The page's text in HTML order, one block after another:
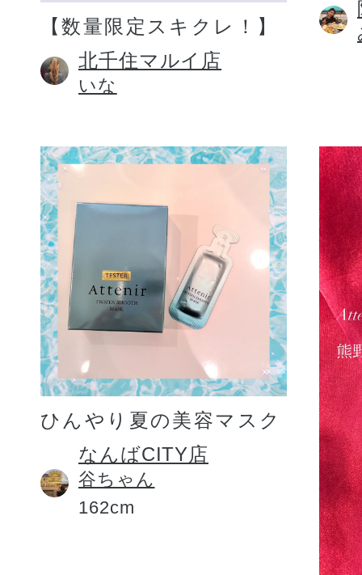
【数量限定スキクレ！】
北千住マルイ店
いな
ひんやり夏の美容マスク
なんばCITY店
谷ちゃん
162cm